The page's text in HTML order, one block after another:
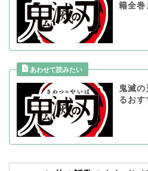
籍全巻
鬼滅
るおす